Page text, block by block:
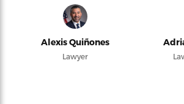
Alexis Quiñones
Lawyer